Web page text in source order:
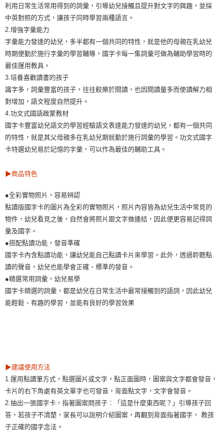
利用日常生活常用得到的詞彙，引導幼兒接觸且提升對文字的興趣，並採
中英對照的方式，讓孩子同時學習兩種語言。
2.增強字彙能力
字彙能力發達的幼兒，多半都有一個共同的特性，就是他的母親在乳幼兒
時期便勤於施行字彙的學習輔導，國字卡每一集詞彙可做為輔助學習時的
最佳運用教具。
3.培養喜歡讀書的孩子
識字多，詞彙豐富的孩子，往往較樂於閱讀，也因閱讀量多而使讀解力相
對增加，語文程度自然提升。
4.功文式國語啟蒙教材
國字卡豐富幼兒語文的學習經驗語文表達能力發達的幼兒，都有一個共同
的特性，就是其父母親多在乳幼兒期就勤於施行詞彙的學習。功文式國字
卡特選幼兒易於記憶的字彙，可以作為最佳的輔助工具。
▶商品特色
●全彩實物照片，容易辨認
點讀版國字卡的圖片為全彩的實物照片，照片內容皆為幼兒生活中常見的
物件，幼兒看見之後，自然會將照片跟文字做連結，因此便更容易記得詞
彙及國字。
●搭配點讀功能，發音準確
國字卡內含點讀功能，讓幼兒能自己點讀卡片來學習。此外，透過聆聽點
讀的聲音，幼兒也能學會正確、標準的發音。
●精選常用詞彙，幼兒易學
國字卡精選的詞彙，都是幼兒在日常生活中最常接觸到的語詞，因此幼兒
能輕鬆、有趣的學習，並能有良好的學習效果
▶建議使用方法
1.運用點讀筆方式，點選圖片或文字，點正面圖時，圖案與文字都會發音，
卡片的右下角處有英文單字也可發音，背面點文字，文字會發音。
2.抽出一張國字卡，指著圖案問孩子︰「這是什麼東西呢？」引導孩子回
答，若孩子不清楚，家長可以說明介紹圖案，再翻到背面指著國字， 教孩
子正確的國字念法。